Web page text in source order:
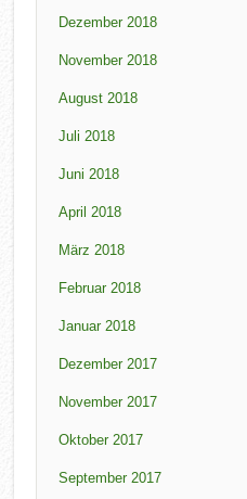
Dezember 2018
November 2018
August 2018
Juli 2018
Juni 2018
April 2018
März 2018
Februar 2018
Januar 2018
Dezember 2017
November 2017
Oktober 2017
September 2017